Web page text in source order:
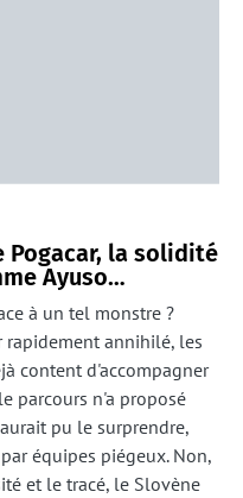
Pogacar, la solidité
Ayuso…
à un tel monstre ?
rapidement annihilé, les
content d'accompagner
parcours n'a proposé
pu le surprendre,
équipes piégeux. Non,
et le tracé, le Slovène